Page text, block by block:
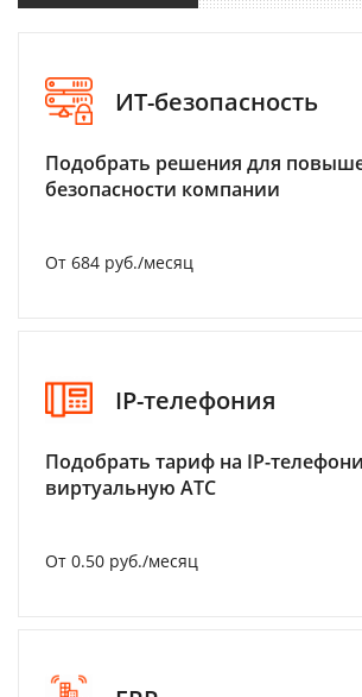
ИТ-безопасность
Подобрать решения для
безопасности компании
От 684 руб./месяц
IP-телефония
Подобрать тариф на IP-
виртуальную АТС
От 0.50 руб./месяц